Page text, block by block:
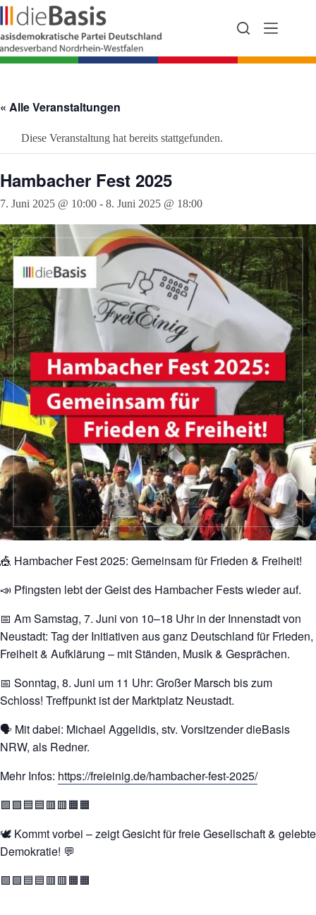
Zum
Inhalt
springen
« Alle Veranstaltungen
Diese Veranstaltung hat bereits stattgefunden.
Hambacher Fest 2025
7. Juni 2025 @ 10:00 - 8. Juni 2025 @ 18:00
🎪 Hambacher Fest 2025: Gemeinsam für Frieden & Freiheit!
📣 Pfingsten lebt der Geist des Hambacher Fests wieder auf.
📅 Am Samstag, 7. Juni von 10–18 Uhr in der Innenstadt von
Neustadt: Tag der Initiativen aus ganz Deutschland für Frieden,
Freiheit & Aufklärung – mit Ständen, Musik & Gesprächen.
📅 Sonntag, 8. Juni um 11 Uhr: Großer Marsch bis zum
Schloss! Treffpunkt ist der Marktplatz Neustadt.
🗣 Mit dabei: Michael Aggelidis, stv. Vorsitzender dieBasis
NRW, als Redner.
Mehr Infos: https://freieinig.de/hambacher-fest-2025/
🟩🟩🟦🟦🟥🟥🟧🟧
🕊 Kommt vorbei – zeigt Gesicht für freie Gesellschaft & gelebte
Demokratie! 💬
🟩🟩🟦🟦🟥🟥🟧🟧